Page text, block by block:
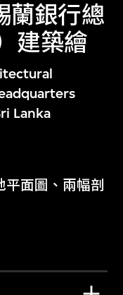
蘭銀行總
建築繪
Lanka
面圖、兩幅剖